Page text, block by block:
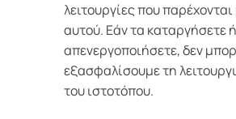
λειτουργίες που
αυτού. Εάν τα καταργήσετε
απενεργοποιήσετε, δεν
εξασφαλίσουμε τη
του ιστοτόπου.